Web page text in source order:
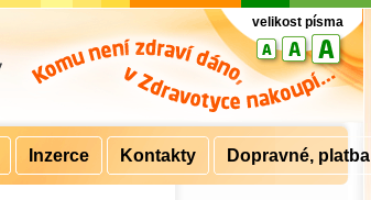
velikost písma
Inzerce Kontakty Dopravné, platba